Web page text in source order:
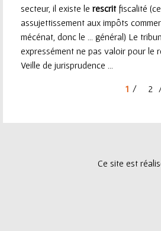
secteur, il existe le rescritfiscalité
assujettissement aux impôts
mécénat, donc le ... général) Le
expressément ne pas valoir pour
Veille de jurisprudence ...
1 2
Ce site est